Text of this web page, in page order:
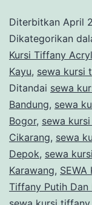
Diterbitkan April
Dikategorikan
Kursi Tiffany
Kayu, sewa kursi
Ditandai sewa
Bandung, sewa
Bogor, sewa
Cikarang, sewa
Depok, sewa
Karawang, SEWA
Tiffany Putih Dan